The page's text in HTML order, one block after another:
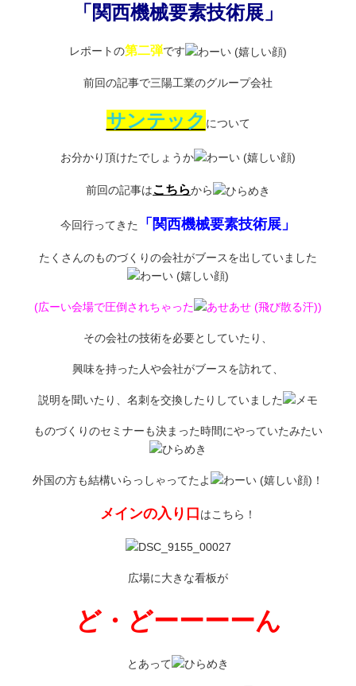
「関西機械要素技術展」
レポートの第二弾です
前回の記事で三陽工業のグループ会社
サンテック について
お分かり頂けたでしょうか
前回の記事はこちらから
今回行ってきた 「関西機械要素技術展」
たくさんのものづくりの会社がブースを出していました
(広ーい会場で圧倒されちゃった )
その会社の技術を必要としていたり、
興味を持った人や会社がブースを訪れて、
説明を聞いたり、名刺を交換したりしていました
ものづくりのセミナーも決まった時間にやっていたみたい
外国の方も結構いらっしゃってたよ ！
メインの入り口はこちら！
広場に大きな看板が
ど・どーーーーん
とあって